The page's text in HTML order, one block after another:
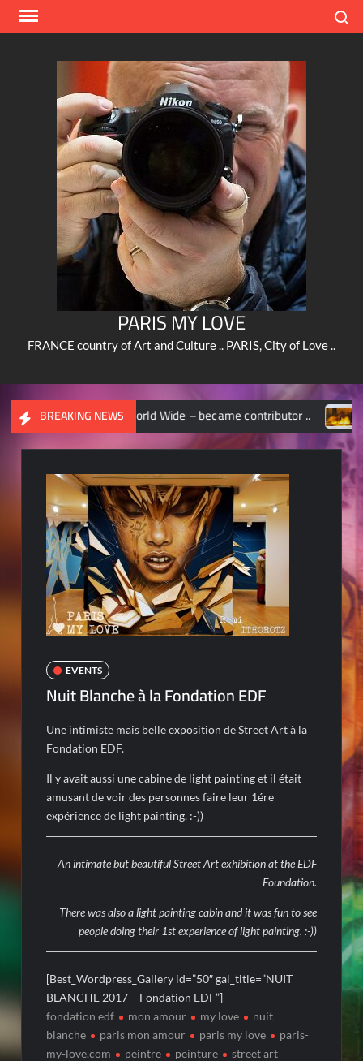
Skip
PARIS MY LOVE
FRANCE country of Art and Culture .. PARIS, City of Love ..
BREAKING NEWS
GEOGRAPHIC World Wide – became contributor ..
EVENTS
Nuit Blanche à la Fondation EDF
Une intimiste mais belle exposition de Street Art à la
Fondation EDF.
Il y avait aussi une cabine de light painting et il était
amusant de voir des personnes faire leur 1ére
expérience de light painting. :-))
An intimate but beautiful Street Art exhibition at the EDF
Foundation.
There was also a light painting cabin and it was fun to see
people doing their 1st experience of light painting. :-))
[Best_Wordpress_Gallery id=”50″ gal_title=”NUIT
BLANCHE 2017 – Fondation EDF”]
fondation edf
mon amour my love
nuit
blanche
paris mon amour paris my love
paris-
my-love.com
peintre peinture street art